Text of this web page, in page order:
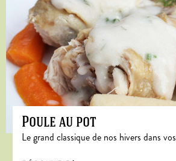
Poule au pot
Le grand classique de nos hivers dans vos